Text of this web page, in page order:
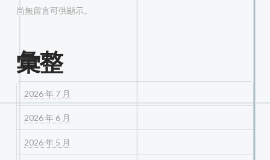
尚無留言可供顯示。
彙整
2026 年 7 月
2026 年 6 月
2026 年 5 月